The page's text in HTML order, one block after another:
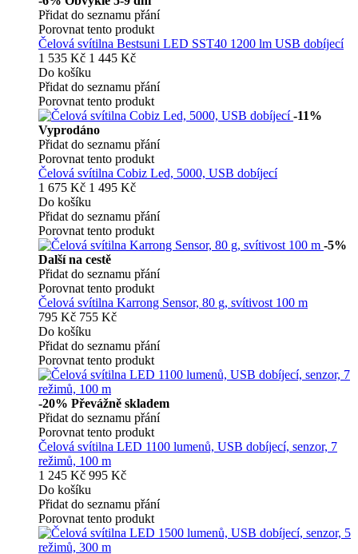
Přidat do seznamu přání
Porovnat tento produkt
Čelová svítilna Bestsuni LED SST40 1200 lm USB dobíjecí
1 535 Kč 1 445 Kč
Do košíku
Přidat do seznamu přání
Porovnat tento produkt
-11%
Vyprodáno
Přidat do seznamu přání
Porovnat tento produkt
Čelová svítilna Cobiz Led, 5000, USB dobíjecí
1 675 Kč 1 495 Kč
Do košíku
Přidat do seznamu přání
Porovnat tento produkt
-5%
Další na cestě
Přidat do seznamu přání
Porovnat tento produkt
Čelová svítilna Karrong Sensor, 80 g, svítivost 100 m
795 Kč 755 Kč
Do košíku
Přidat do seznamu přání
Porovnat tento produkt
-20% Převážně skladem
Přidat do seznamu přání
Porovnat tento produkt
Čelová svítilna LED 1100 lumenů, USB dobíjecí, senzor, 7
režimů, 100 m
1 245 Kč 995 Kč
Do košíku
Přidat do seznamu přání
Porovnat tento produkt